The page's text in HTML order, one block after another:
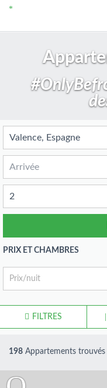
2
PRIX ET CHAMBRES
Prix/nuit
FILTRES
198 Appartements trouvés